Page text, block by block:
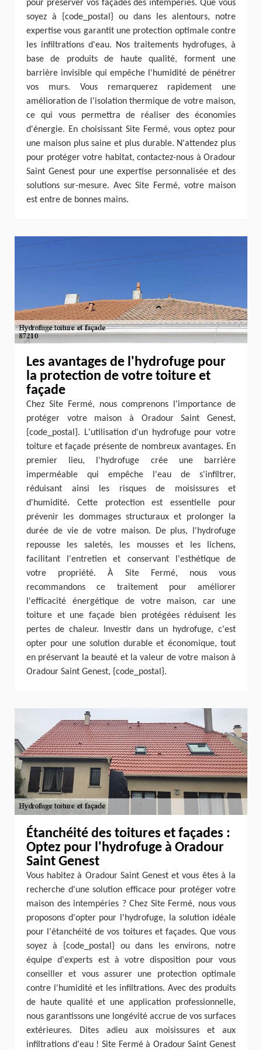
pour préserver vos façades des intempéries. Que vous
soyez à {code_postal} ou dans les alentours, notre
expertise vous garantit une protection optimale contre
les infiltrations d'eau. Nos traitements hydrofuges, à
base de produits de haute qualité, forment une
barrière invisible qui empêche l'humidité de pénétrer
vos murs. Vous remarquerez rapidement une
amélioration de l'isolation thermique de votre maison,
ce qui vous permettra de réaliser des économies
d'énergie. En choisissant Site Fermé, vous optez pour
une maison plus saine et plus durable. N'attendez plus
pour protéger votre habitat, contactez-nous à Oradour
Saint Genest pour une expertise personnalisée et des
solutions sur-mesure. Avec Site Fermé, votre maison
est entre de bonnes mains.
Les avantages de l'hydrofuge pour
la protection de votre toiture et
façade
Chez Site Fermé, nous comprenons l'importance de
protéger votre maison à Oradour Saint Genest,
{code_postal}. L'utilisation d'un hydrofuge pour votre
toiture et façade présente de nombreux avantages. En
premier lieu, l'hydrofuge crée une barrière
imperméable qui empêche l'eau de s'infiltrer,
réduisant ainsi les risques de moisissures et
d'humidité. Cette protection est essentielle pour
prévenir les dommages structuraux et prolonger la
durée de vie de votre maison. De plus, l'hydrofuge
repousse les saletés, les mousses et les lichens,
facilitant l'entretien et conservant l'esthétique de
votre propriété. À Site Fermé, nous vous
recommandons ce traitement pour améliorer
l'efficacité énergétique de votre maison, car une
toiture et une façade bien protégées réduisent les
pertes de chaleur. Investir dans un hydrofuge, c'est
opter pour une solution durable et économique, tout
en préservant la beauté et la valeur de votre maison à
Oradour Saint Genest, {code_postal}.
Étanchéité des toitures et façades :
Optez pour l'hydrofuge à Oradour
Saint Genest
Vous habitez à Oradour Saint Genest et vous êtes à la
recherche d'une solution efficace pour protéger votre
maison des intempéries ? Chez Site Fermé, nous vous
proposons d'opter pour l'hydrofuge, la solution idéale
pour l'étanchéité de vos toitures et façades. Que vous
soyez à {code_postal} ou dans les environs, notre
équipe d'experts est à votre disposition pour vous
conseiller et vous assurer une protection optimale
contre l'humidité et les infiltrations. Avec des produits
de haute qualité et une application professionnelle,
nous garantissons une longévité accrue de vos surfaces
extérieures. Dites adieu aux moisissures et aux
infiltrations d'eau ! Site Fermé à Oradour Saint Genest